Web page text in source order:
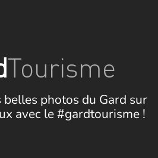
Tourisme
photos du Gard sur
avec le #gardtourisme !